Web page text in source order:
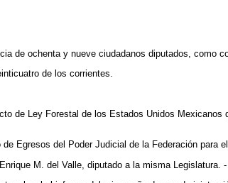
de ochenta y nueve ciudadanos diputados, como
de los corrientes.
de Ley Forestal de los Estados Unidos
Egresos del Poder Judicial de la Federación para
M. del Valle, diputado a la misma Legislatura.